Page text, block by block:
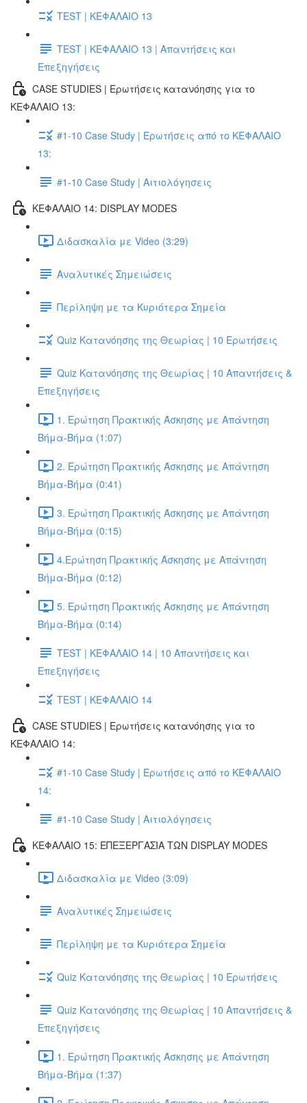
TEST | ΚΕΦΑΛΑΙΟ 13
TEST | ΚΕΦΑΛΑΙΟ 13 | Απαντήσεις και
Επεξηγήσεις
CASE STUDIES | Ερωτήσεις κατανόησης για το
ΚΕΦΑΛΑΙΟ 13:
#1-10 Case Study | Ερωτήσεις από το ΚΕΦΑΛΑΙΟ
13:
#1-10 Case Study | Αιτιολόγησεις
ΚΕΦΑΛΑΙΟ 14: DISPLAY MODES
Διδασκαλία με Video (3:29)
Αναλυτικές Σημειώσεις
Περίληψη με τα Κυριότερα Σημεία
Quiz Κατανόησης της Θεωρίας | 10 Ερωτήσεις
Quiz Κατανόησης της Θεωρίας | 10 Απαντήσεις &
Επεξηγήσεις
1. Ερώτηση Πρακτικής Άσκησης με Απάντηση
Βήμα-Βήμα (1:07)
2. Ερώτηση Πρακτικής Άσκησης με Απάντηση
Βήμα-Βήμα (0:41)
3. Ερώτηση Πρακτικής Άσκησης με Απάντηση
Βήμα-Βήμα (0:15)
4.Ερώτηση Πρακτικής Άσκησης με Απάντηση
Βήμα-Βήμα (0:12)
5. Ερώτηση Πρακτικής Άσκησης με Απάντηση
Βήμα-Βήμα (0:14)
TEST | ΚΕΦΑΛΑΙΟ 14 | 10 Απαντήσεις και
Επεξηγήσεις
TEST | ΚΕΦΑΛΑΙΟ 14
CASE STUDIES | Ερωτήσεις κατανόησης για το
ΚΕΦΑΛΑΙΟ 14:
#1-10 Case Study | Ερωτήσεις από το ΚΕΦΑΛΑΙΟ
14:
#1-10 Case Study | Αιτιολόγησεις
ΚΕΦΑΛΑΙΟ 15: ΕΠΕΞΕΡΓΑΣΙΑ ΤΩΝ DISPLAY MODES
Διδασκαλία με Video (3:09)
Αναλυτικές Σημειώσεις
Περίληψη με τα Κυριότερα Σημεία
Quiz Κατανόησης της Θεωρίας | 10 Ερωτήσεις
Quiz Κατανόησης της Θεωρίας | 10 Απαντήσεις &
Επεξηγήσεις
1. Ερώτηση Πρακτικής Άσκησης με Απάντηση
Βήμα-Βήμα (1:37)